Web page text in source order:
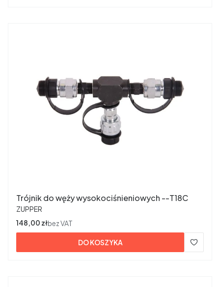
Trójnik do węży wysokociśnieniowych --T18C
PRODUCENT
ZUPPER
Cena
148,00 złbez VAT
DO KOSZYKA